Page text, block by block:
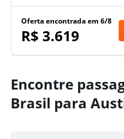
Oferta encontrada em 6/8
R$ 3.619
Encontre
Brasil para